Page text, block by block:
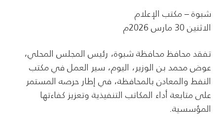
شبوة – مكتب الإعلام
الاثنين 30 مارس 2026م
تفقد محافظ محافظة شبوة، رئيس المجلس المحلي،
عوض محمد بن الوزير، اليوم، سير العمل في مكتب
النفط والمعادن بالمحافظة، في إطار حرصه المستمر
على متابعة أداء المكاتب التنفيذية وتعزيز كفاءتها
المؤسسية.